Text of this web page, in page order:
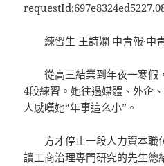
練習生 王詩嫻 中青報·中
從高三結業到年夜一寒假
4段練習。她往過媒體、外企
人感嘆她“年事這么小”。
方才停止一段人力資本職
讀工商治理專門研究的先生總